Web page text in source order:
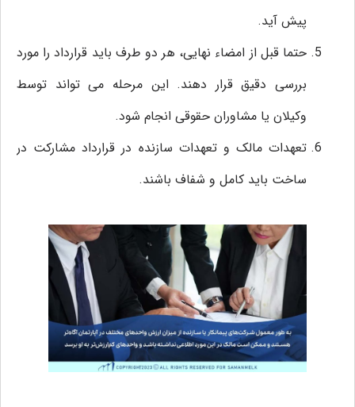
پیش آید.
حتما قبل از امضاء نهایی، هر دو طرف باید قرارداد را مورد
بررسی دقیق قرار دهند. این مرحله می‌ تواند توسط
وکیلان یا مشاوران حقوقی انجام شود.
تعهدات مالک و تعهدات سازنده در قرارداد مشارکت در
ساخت باید کامل و شفاف باشند.